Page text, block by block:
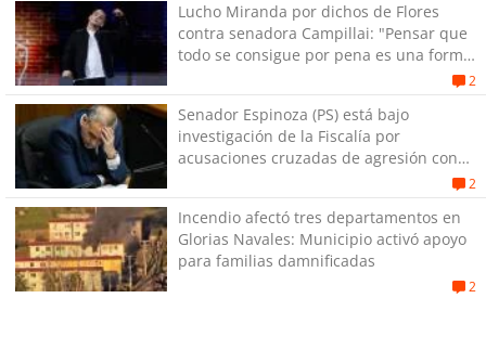
Lucho Miranda por dichos de Flores
contra senadora Campillai: "Pensar que
todo se consigue por pena es una forma
2
Senador Espinoza (PS) está bajo
investigación de la Fiscalía por
acusaciones cruzadas de agresión con
2
Incendio afectó tres departamentos en
Glorias Navales: Municipio activó apoyo
para familias damnificadas
2